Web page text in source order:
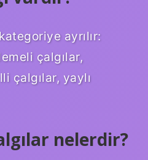
ayrılır:
çalgılar,
çalgılar, yaylı
nelerdir?